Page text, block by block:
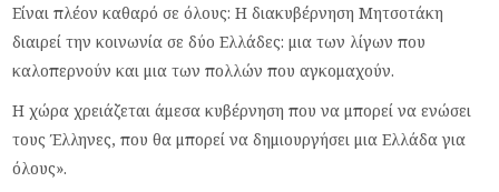
Είναι πλέον καθαρό σε όλους: Η διακυβέρνηση Μητσοτάκη
διαιρεί την κοινωνία σε δύο Ελλάδες: μια των λίγων που
καλοπερνούν και μια των πολλών που αγκομαχούν.
Η χώρα χρειάζεται άμεσα κυβέρνηση που να μπορεί να ενώσει
τους Έλληνες, που θα μπορεί να δημιουργήσει μια Ελλάδα για
όλους».